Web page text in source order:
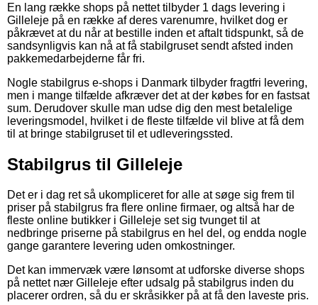
En lang række shops på nettet tilbyder 1 dags levering i
Gilleleje på en række af deres varenumre, hvilket dog er
påkrævet at du når at bestille inden et aftalt tidspunkt, så de
sandsynligvis kan nå at få stabilgruset sendt afsted inden
pakkemedarbejderne får fri.
Nogle stabilgrus e-shops i Danmark tilbyder fragtfri levering,
men i mange tilfælde afkræver det at der købes for en fastsat
sum. Derudover skulle man udse dig den mest betalelige
leveringsmodel, hvilket i de fleste tilfælde vil blive at få dem
til at bringe stabilgruset til et udleveringssted.
Stabilgrus til Gilleleje
Det er i dag ret så ukompliceret for alle at søge sig frem til
priser på stabilgrus fra flere online firmaer, og altså har de
fleste online butikker i Gilleleje set sig tvunget til at
nedbringe priserne på stabilgrus en hel del, og endda nogle
gange garantere levering uden omkostninger.
Det kan immervæk være lønsomt at udforske diverse shops
på nettet nær Gilleleje efter udsalg på stabilgrus inden du
placerer ordren, så du er skråsikker på at få den laveste pris.